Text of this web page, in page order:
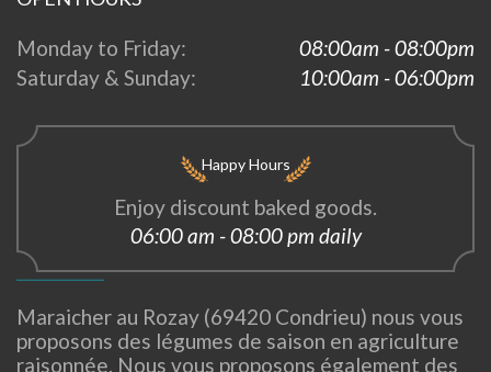
Monday to Friday:
08:00am - 08:00pm
Saturday & Sunday:
10:00am - 06:00pm
Happy Hours
Enjoy discount baked goods.
06:00 am - 08:00 pm daily
Maraicher au Rozay (69420 Condrieu) nous vous
proposons des légumes de saison en agriculture
raisonnée. Nous vous proposons également des